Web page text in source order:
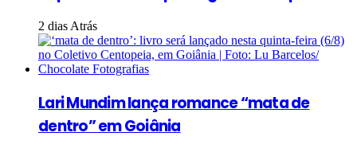
2 dias Atrás
Lari Mundim lança romance “mata de
dentro” em Goiânia